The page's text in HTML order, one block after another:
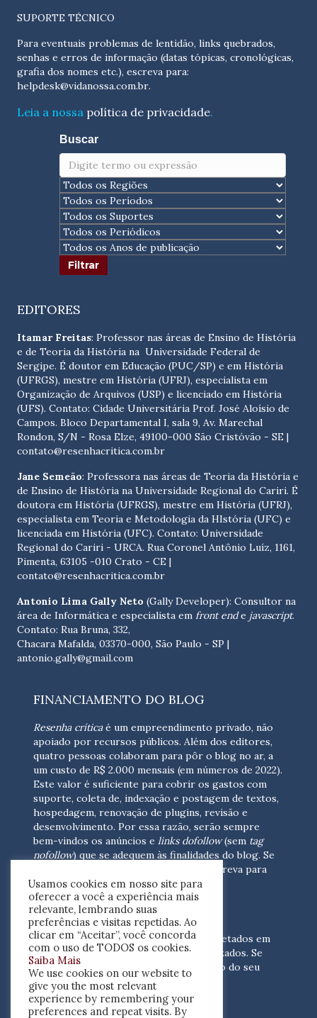
SUPORTE TÉCNICO
Para eventuais problemas de lentidão, links quebrados,
senhas e erros de informação (datas tópicas, cronológicas,
helpdesk@vidanossa.com.br.
Leia a nossa política de privacidade.
Buscar
EDITORES
Itamar Freitas: Professor nas áreas de Ensino de História
e de Teoria da História na Universidade Federal de
Sergipe. É doutor em Educação (PUC/SP) e em História
(UFRGS), mestre em História (UFRJ), especialista em
Organização de Arquivos (USP) e licenciado em História
(UFS). Contato: Cidade Universitária Prof. José Aloísio de
Campos. Bloco Departamental I, sala 9, Av. Marechal
Rondon, S/N - Rosa Elze, 49100-000 São Cristóvão - SE |
contato@resenhacritica.com.br
Jane Semeão: Professora nas áreas de Teoria da História e
de Ensino de História na Universidade Regional do Cariri. É
doutora em História (UFRGS), mestre em História (UFRJ),
especialista em Teoria e Metodologia da HIstória (UFC) e
licenciada em História (UFC). Contato: Universidade
Regional do Cariri - URCA. Rua Coronel Antônio Luíz, 1161,
Pimenta, 63105 -010 Crato - CE |
contato@resenhacritica.com.br
Antonio Lima Gally Neto (Gally Developer): Consultor na
área de Informática e especialista em front ende javascript.
Contato: Rua Bruna, 332,
Chacara Mafalda, 03370-000, São Paulo - SP |
antonio.gally@gmail.com
FINANCIAMENTO DO BLOG
Resenha críticaé um empreendimento privado, não
apoiado por recursos públicos. Além dos editores,
quatro pessoas colaboram para pôr o blog no ar, a
um custo de R$ 2.000 mensais (em números de 2022).
Este valor é suficiente para cobrir os gastos com
suporte, coleta de, indexação e postagem de textos,
hospedagem, renovação de plugins, revisão e
desenvolvimento. Por essa razão, serão sempre
bem-vindos os anúncios e links dofollow(sem tag
nofollow) que se adequem às finalidades do blog. Se
escreva para
nós(contato@resenhacritica.com.br)
FONTES E ACERVO
As resenhas, dossiês e sumários são coletados em
periódicos acadêmicos e sites especializados. Se
você tem interesse em divulgar o acervo do seu
periódico, escreva para nós
(contato@resenhacritica.com.br)
Usamos cookies em nosso site para
oferecer a você a experiência mais
relevante, lembrando suas
preferências e visitas repetidas. Ao
clicar em “Aceitar”, você concorda
com o uso de TODOS os cookies.
Saiba Mais
We use cookies on our website to
give you the most relevant
experience by remembering your
preferences and repeat visits. By